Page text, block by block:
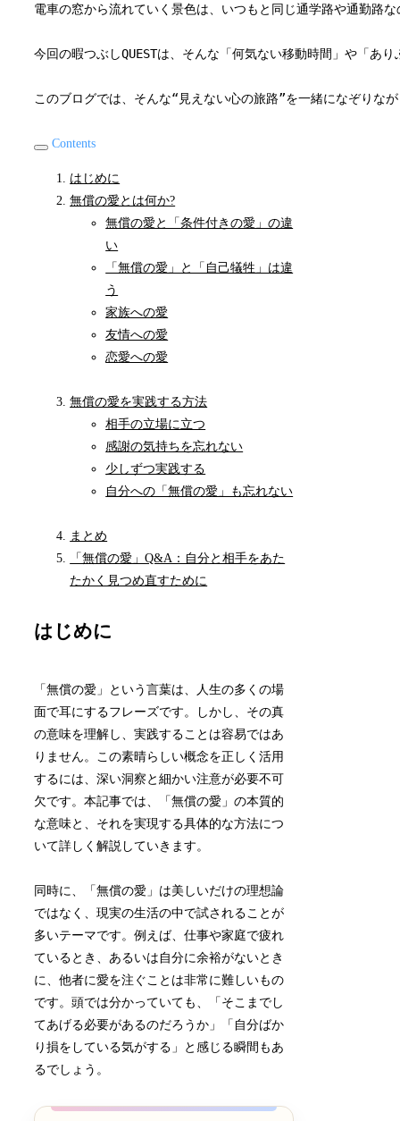
電車の窓から流れていく景色は、いつもと同じ通学路や通勤路
今回の暇つぶしQUESTは、そんな「何気ない移動時間」や「あ
このブログでは、そんな“見えない心の旅路”を一緒になぞりな
Contents
はじめに
無償の愛とは何か?
無償の愛と「条件付きの愛」の違
い
「無償の愛」と「自己犠牲」は違
う
家族への愛
友情への愛
恋愛への愛
無償の愛を実践する方法
相手の立場に立つ
感謝の気持ちを忘れない
少しずつ実践する
自分への「無償の愛」も忘れない
まとめ
「無償の愛」Q&A：自分と相手をあた
たかく見つめ直すために
はじめに
「無償の愛」という言葉は、人生の多くの場
面で耳にするフレーズです。しかし、その真
の意味を理解し、実践することは容易ではあ
りません。この素晴らしい概念を正しく活用
するには、深い洞察と細かい注意が必要不可
欠です。本記事では、「無償の愛」の本質的
な意味と、それを実現する具体的な方法につ
いて詳しく解説していきます。
同時に、「無償の愛」は美しいだけの理想論
ではなく、現実の生活の中で試されることが
多いテーマです。例えば、仕事や家庭で疲れ
ているとき、あるいは自分に余裕がないとき
に、他者に愛を注ぐことは非常に難しいもの
です。頭では分かっていても、「そこまでし
てあげる必要があるのだろうか」「自分ばか
り損をしている気がする」と感じる瞬間もあ
るでしょう。